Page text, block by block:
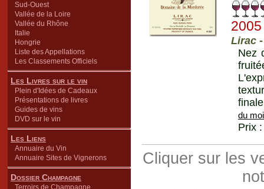
Sud-Ouest
Vallée de la Loire
Vallée du Rhône
Italie
Hongrie
Liste des Appellations
Les Classements Officiels
Les Livres sur le vin
Plein d'Idées de Cadeaux
Présentations de livres
Guides de vins
DVD sur le vin
Les Liens
Annuaire du Vin
Annuaire Sites de Vignerons
Dossier Champagne
Terroirs de Champagne
2005
Lirac
Nez
du
Prix
Cliquer sur les